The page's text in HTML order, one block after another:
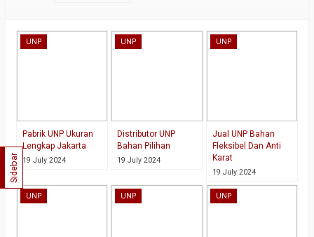
UNP
Pabrik UNP Ukuran
Lengkap Jakarta
19 July 2024
UNP
Distributor UNP
Bahan Pilihan
19 July 2024
UNP
Jual UNP Bahan
Fleksibel Dan Anti
Karat
19 July 2024
UNP UNP UNP
Sidebar